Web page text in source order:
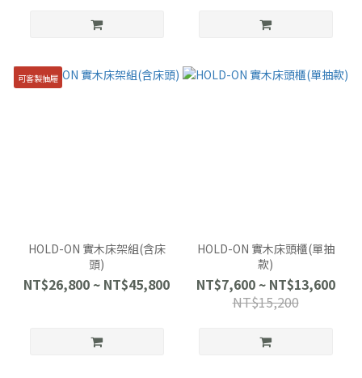
可客製抽屜
HOLD-ON 實木床架組(含床
頭)
NT$26,800 ~ NT$45,800
HOLD-ON 實木床頭櫃(單抽
款)
NT$7,600 ~ NT$13,600
NT$15,200